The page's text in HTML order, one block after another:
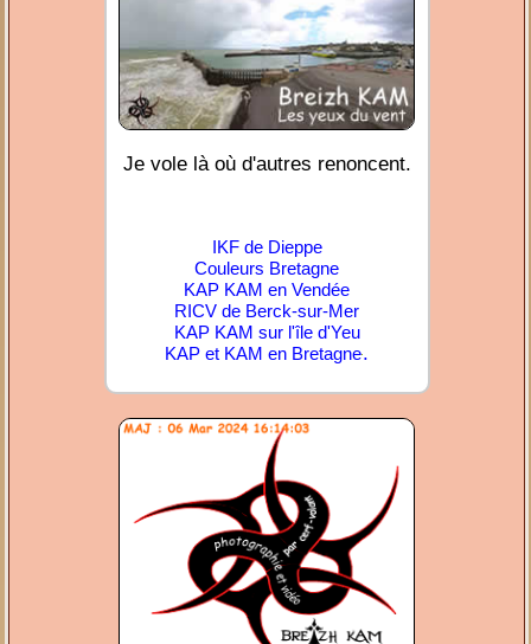
Je vole là où d'autres renoncent.
IKF de Dieppe
Couleurs Bretagne
KAP KAM en Vendée
RICV de Berck-sur-Mer
KAP KAM sur l'île d'Yeu
KAP et KAM en Bretagne.